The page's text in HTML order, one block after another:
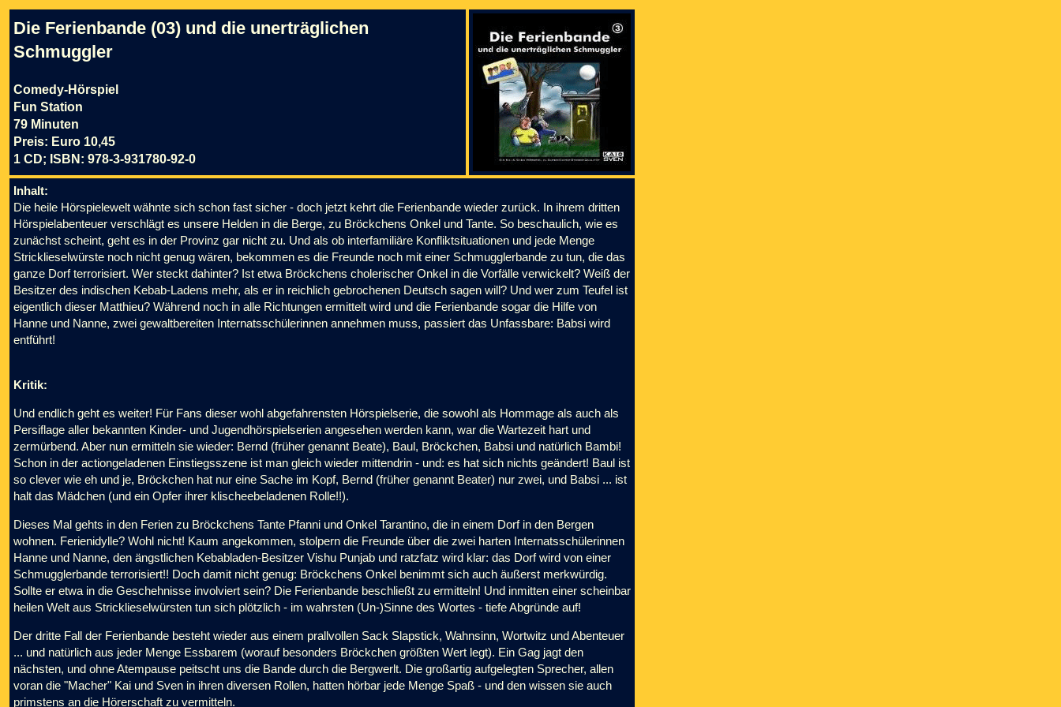
Die Ferienbande (03) und die unerträglichen
Schmuggler
Comedy-Hörspiel
Fun Station
79 Minuten
Preis: Euro 10,45
1 CD; ISBN: 978-3-931780-92-0
Inhalt:
Die heile Hörspielewelt wähnte sich schon fast sicher - doch jetzt kehrt die Ferienbande wieder zurück. In ihrem dritten
Hörspielabenteuer verschlägt es unsere Helden in die Berge, zu Bröckchens Onkel und Tante. So beschaulich, wie es
zunächst scheint, geht es in der Provinz gar nicht zu. Und als ob interfamiliäre Konfliktsituationen und jede Menge
Stricklieselwürste noch nicht genug wären, bekommen es die Freunde noch mit einer Schmugglerbande zu tun, die das
ganze Dorf terrorisiert. Wer steckt dahinter? Ist etwa Bröckchens cholerischer Onkel in die Vorfälle verwickelt? Weiß der
Besitzer des indischen Kebab-Ladens mehr, als er in reichlich gebrochenen Deutsch sagen will? Und wer zum Teufel ist
eigentlich dieser Matthieu? Während noch in alle Richtungen ermittelt wird und die Ferienbande sogar die Hilfe von
Hanne und Nanne, zwei gewaltbereiten Internatsschülerinnen annehmen muss, passiert das Unfassbare: Babsi wird
entführt!
Kritik:
Und endlich geht es weiter! Für Fans dieser wohl abgefahrensten Hörspielserie, die sowohl als Hommage als auch als
Persiflage aller bekannten Kinder- und Jugendhörspielserien angesehen werden kann, war die Wartezeit hart und
zermürbend. Aber nun ermitteln sie wieder: Bernd (früher genannt Beate), Baul, Bröckchen, Babsi und natürlich Bambi!
Schon in der actiongeladenen Einstiegsszene ist man gleich wieder mittendrin - und: es hat sich nichts geändert! Baul ist
so clever wie eh und je, Bröckchen hat nur eine Sache im Kopf, Bernd (früher genannt Beater) nur zwei, und Babsi ... ist
halt das Mädchen (und ein Opfer ihrer klischeebeladenen Rolle!!).
Dieses Mal gehts in den Ferien zu Bröckchens Tante Pfanni und Onkel Tarantino, die in einem Dorf in den Bergen
wohnen. Ferienidylle? Wohl nicht! Kaum angekommen, stolpern die Freunde über die zwei harten Internatsschülerinnen
Hanne und Nanne, den ängstlichen Kebabladen-Besitzer Vishu Punjab und ratzfatz wird klar: das Dorf wird von einer
Schmugglerbande terrorisiert!! Doch damit nicht genug: Bröckchens Onkel benimmt sich auch äußerst merkwürdig.
Sollte er etwa in die Geschehnisse involviert sein? Die Ferienbande beschließt zu ermitteln! Und inmitten einer scheinbar
heilen Welt aus Stricklieselwürsten tun sich plötzlich - im wahrsten (Un-)Sinne des Wortes - tiefe Abgründe auf!
Der dritte Fall der Ferienbande besteht wieder aus einem prallvollen Sack Slapstick, Wahnsinn, Wortwitz und Abenteuer
... und natürlich aus jeder Menge Essbarem (worauf besonders Bröckchen größten Wert legt). Ein Gag jagt den
nächsten, und ohne Atempause peitscht uns die Bande durch die Bergwerlt. Die großartig aufgelegten Sprecher, allen
voran die "Macher" Kai und Sven in ihren diversen Rollen, hatten hörbar jede Menge Spaß - und den wissen sie auch
primstens an die Hörerschaft zu vermitteln.